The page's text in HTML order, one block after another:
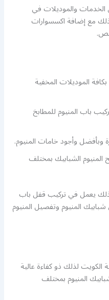
الخدمات والموديلات في
مع إضافة اكسسوارات
الموديلات المخفية
باب المنيوم للمطابخ
وبأفضل وأجود خامات المنيوم.
الشبابيك بمختلف
يعمل في تركيب قفل باب
المنيوم وتفصيل المنيوم
الكويت لذلك ذو كفاءة عالية
المنيوم بمختلف